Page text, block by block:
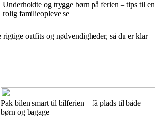
Underholdte og trygge børn på ferien – tips til en
rolig familieoplevelse
outfits og nødvendigheder, så du er klar
Pak bilen smart til bilferien – få plads til både
børn og bagage